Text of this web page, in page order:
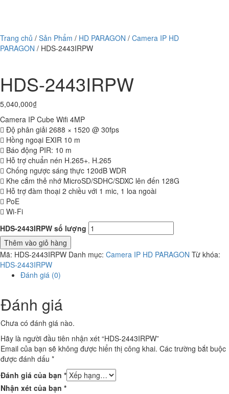
Trang chủ / Sản Phẩm / HD PARAGON / Camera IP HD
PARAGON / HDS-2443IRPW
HDS-2443IRPW
5,040,000₫
Camera IP Cube Wifi 4MP
 Độ phân giải 2688 × 1520 @ 30fps
 Hồng ngoại EXIR 10 m
 Báo động PIR: 10 m
 Hỗ trợ chuẩn nén H.265+. H.265
 Chống ngược sáng thực 120dB WDR
 Khe cắm thẻ nhớ MicroSD/SDHC/SDXC lên đến 128G
 Hỗ trợ đàm thoại 2 chiều với 1 mic, 1 loa ngoài
 PoE
 Wi-Fi
HDS-2443IRPW số lượng
Thêm vào giỏ hàng
Mã: HDS-2443IRPW Danh mục: Camera IP HD PARAGON Từ khóa:
HDS-2443IRPW
Đánh giá (0)
Đánh giá
Chưa có đánh giá nào.
Hãy là người đầu tiên nhận xét “HDS-2443IRPW”
Email của bạn sẽ không được hiển thị công khai. Các trường bắt buộc
được đánh dấu *
Đánh giá của bạn *
Nhận xét của bạn *